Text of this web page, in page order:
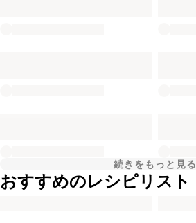
続きをもっと見る
おすすめのレシピリスト